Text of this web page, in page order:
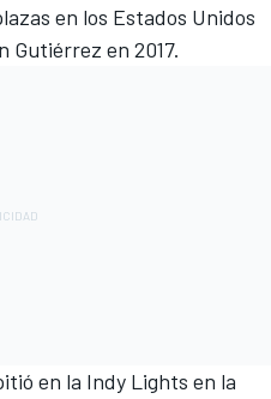
en los Estados Unidos
Gutiérrez en 2017.
en la Indy Lights en la